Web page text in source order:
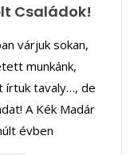
Családok!
várjuk sokan,
munkánk,
írtuk tavaly…, de
A Kék Madár
évben